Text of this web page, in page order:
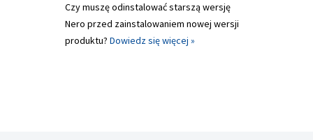
Czy muszę odinstalować starszą wersję
Nero przed zainstalowaniem nowej wersji
produktu? Dowiedz się więcej »